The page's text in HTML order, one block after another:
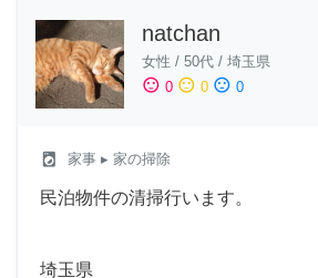
natchan
女性 / 50代 / 埼玉県
sentiment_satisfied 0 sentiment_neutral 0 sentiment_dissatisfied 0
local_laundry_service 家事 ▸ 家の掃除
民泊物件の清掃行います。
埼玉県